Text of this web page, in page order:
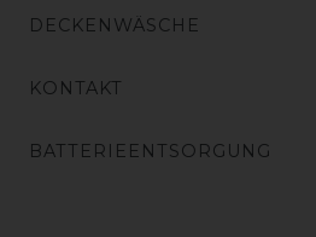
DECKENWÄSCHE
KONTAKT
BATTERIEENTSORGUNG